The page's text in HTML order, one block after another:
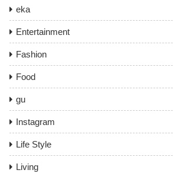
eka
Entertainment
Fashion
Food
gu
Instagram
Life Style
Living